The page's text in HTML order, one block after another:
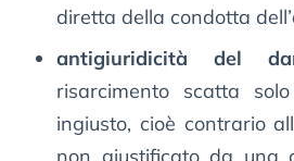
diretta della condotta
antigiuridicità del
risarcimento scatta
ingiusto, cioè contrario